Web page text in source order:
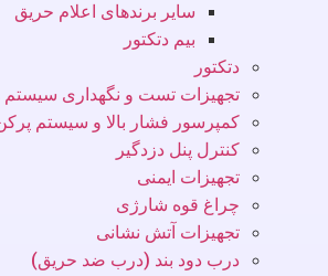
سایر برندهای اعلام حریق
بیم دتکتور
دتکتور
تجهیزات تست و نگهداری سیستم
کمپرسور فشار بالا و سیستم
کنترل پنل دزدگیر
تجهیزات ایمنی
چراغ قوه شارژی
تجهیزات آتش نشانی
درب دود بند (درب ضد حریق)